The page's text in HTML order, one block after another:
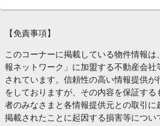
【免責事項】
このコーナーに掲載している物件情報
報ネットワーク」に加盟する不動産会
されています。信頼性の高い情報提供が
をしておりますが、その内容を保証する
者のみなさまと各情報提供元との取引
掲載されたことに起因する損害等につ